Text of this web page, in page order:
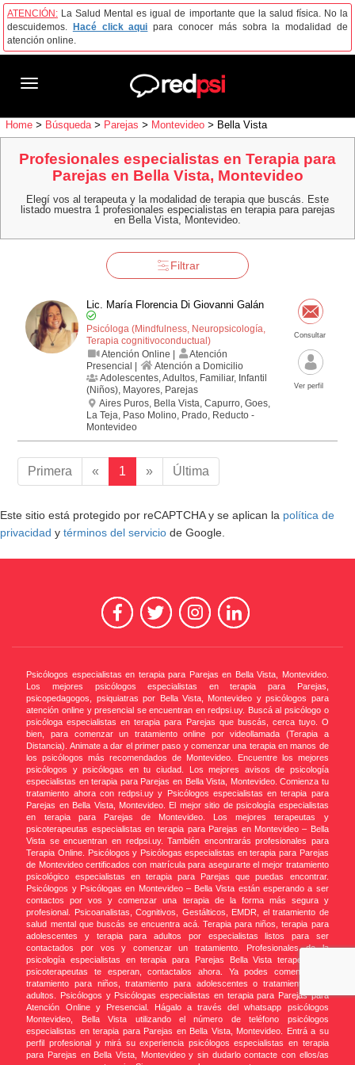
ATENCIÓN: La Salud Mental es igual de importante que la salud física. No la
descuidemos.
Hacé click aqui para conocer más sobra la modalidad de
atención online.
Toggle
Home > Búsqueda > Parejas > Montevideo > Bella Vista
Profesionales especialistas en Terapia para
Parejas en Bella Vista, Montevideo
Elegí vos al terapeuta y la modalidad de terapia que buscás. Este
listado muestra 1 profesionales especialistas en terapia para parejas
en Bella Vista, Montevideo.
Filtrar
Lic. María Florencia Di Giovanni Galán
Psicóloga (Mindfulness, Neuropsicología,
Terapia cognitivo­conductual)
Atención Online |
Atención
Presencial |
Atención a Domicilio
Adolescentes, Adultos, Familiar, Infantil
(Niños), Mayores, Parejas
Aires Puros, Bella Vista, Capurro, Goes,
La Teja, Paso Molino, Prado, Reducto -
Montevideo
Consultar
Ver perfil
Primera « 1 » Última
Este sitio está protegido por reCAPTCHA y se aplican la política de
privacidad y términos del servicio de Google.
Psicólogos especialistas en terapia para Parejas en Bella Vista, Montevideo.
Los mejores psicólogos especialistas en terapia para Parejas,
psicopedagogos, psiquiatras por Bella Vista, Montevideo y psicólogos para
atención online y presencial se encuentran en redpsi.uy. Buscá al psicólogo o
psicóloga especialistas en terapia para Parejas que buscás, cerca tuyo. O
bien, para comenzar un tratamiento online por videollamada (Terapia a
Distancia). Animate a dar el primer paso y comenzar una terapia en manos de
los psicólogos más recomendados de Montevideo. Encuentre los mejores
psicólogos y psicólogas en tu ciudad. Los mejores avisos de psicología
especialistas en terapia para Parejas en Bella Vista, Montevideo. Comienza tu
tratamiento ahora con redpsi.uy y Psicólogos especialistas en terapia para
Parejas en Bella Vista, Montevideo. El mejor sitio de psicología especialistas
en terapia para Parejas de Montevideo. Los mejores terapeutas y
psicoterapeutas especialistas en terapia para Parejas en Montevideo – Bella
Vista se encuentran en redpsi.uy. También encontrarás profesionales para
Terapia Online. Psicólogos y Psicólogas especialistas en terapia para Parejas
de Montevideo certificados con matrícula para asegurarte el mejor tratamiento
psicológico especialistas en terapia para Parejas que puedas encontrar.
Psicólogos y Psicólogas en Montevideo – Bella Vista están esperando a ser
contactos por vos y comenzar una terapia de la forma más segura y
profesional. Psicoanalistas, Cognitivos, Gestálticos, EMDR, el tratamiento de
salud mental que buscás se encuentra acá. Terapia para niños, terapia para
adolescentes y terapia para adultos por especialistas listos para ser
contactados por vos y comenzar un tratamiento. Profesionales de la
psicología especialistas en terapia para Parejas Bella Vista terapeutas y
psicoterapeutas te esperan, contactalos ahora. Ya podes comenzar un
tratamiento para niños, tratamiento para adolescentes o tratamiento para
adultos. Psicólogos y Psicólogas especialistas en terapia para Parejas para
Atención Online y Presencial. Hágalo a través del whatsapp psicólogos
Montevideo, Bella Vista utilizando el número de teléfono psicólogos
especialistas en terapia para Parejas en Bella Vista, Montevideo. Entrá a su
perfil profesional y mirá su experiencia psicólogos especialistas en terapia
para Parejas en Bella Vista, Montevideo y sin dudarlo contacte con ellos/as